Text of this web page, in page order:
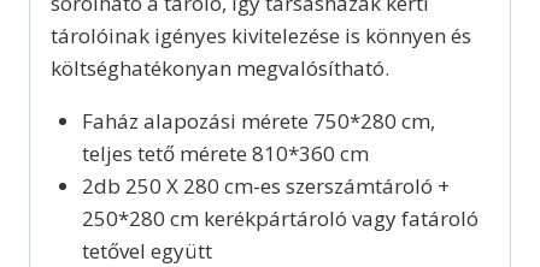
tárolóinak igényes kivitelezése is könnyen és
költséghatékonyan megvalósítható.
Faház alapozási mérete 750*280 cm,
teljes tető mérete 810*360 cm
2db 250 X 280 cm-es szerszámtároló +
250*280 cm kerékpártároló vagy fatároló
tetővel együtt